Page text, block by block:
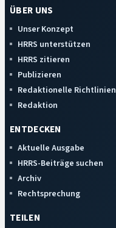
ÜBER UNS
Unser Konzept
HRRS unterstützen
HRRS zitieren
Publizieren
Redaktionelle Richtlinien
Redaktion
ENTDECKEN
Aktuelle Ausgabe
HRRS-Beiträge suchen
Archiv
Rechtsprechung
TEILEN